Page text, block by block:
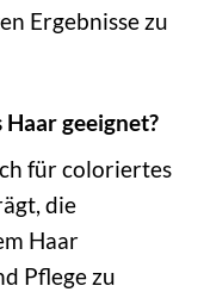
Ergebnisse zu
geeignet?
für coloriertes
die
Haar
Pflege zu